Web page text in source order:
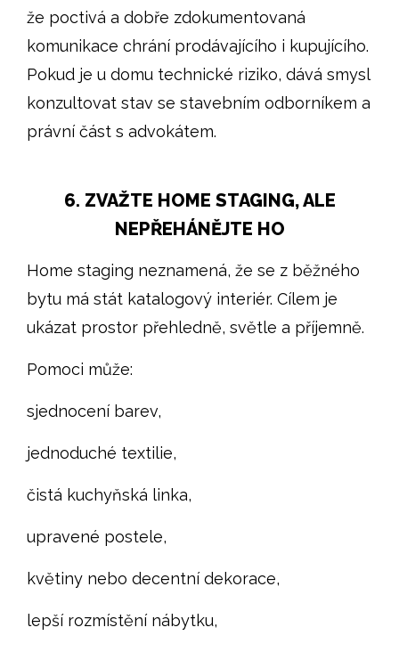
že poctivá a dobře zdokumentovaná
komunikace chrání prodávajícího i kupujícího.
Pokud je u domu technické riziko, dává smysl
konzultovat stav se stavebním odborníkem a
právní část s advokátem.
6. ZVAŽTE HOME STAGING, ALE
NEPŘEHÁNĚJTE HO
Home staging neznamená, že se z běžného
bytu má stát katalogový interiér. Cílem je
ukázat prostor přehledně, světle a příjemně.
Pomoci může:
sjednocení barev,
jednoduché textilie,
čistá kuchyňská linka,
upravené postele,
květiny nebo decentní dekorace,
lepší rozmístění nábytku,